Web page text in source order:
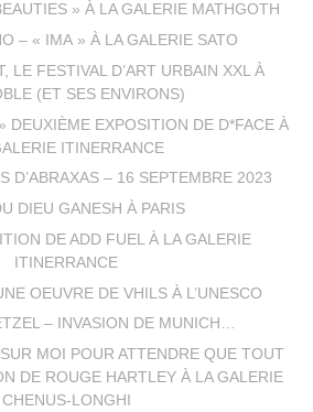
» À LA GALERIE MATHGOTH
– « IMA » À LA GALERIE SATO
LE FESTIVAL D’ART URBAIN XXL À
(ET SES ENVIRONS)
DEUXIÈME EXPOSITION DE D*FACE À
ITINERRANCE
D’ABRAXAS – 16 SEPTEMBRE 2023
DIEU GANESH À PARIS
DE ADD FUEL À LA GALERIE
ITINERRANCE
OEUVRE DE VHILS À L’UNESCO
– INVASION DE MUNICH…
MOI POUR ATTENDRE QUE TOUT
DE ROUGE HARTLEY À LA GALERIE
CHENUS-LONGHI